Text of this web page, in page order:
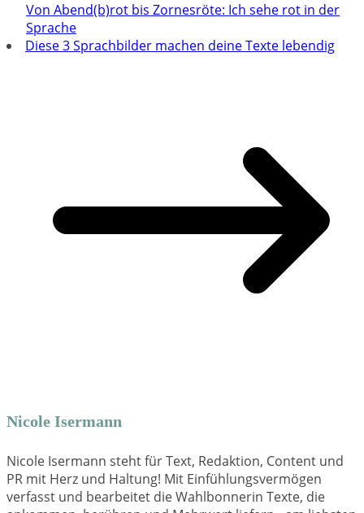
Von Abend(b)rot bis Zornesröte: Ich sehe rot in der
Sprache
Diese 3 Sprachbilder machen deine Texte lebendig
Nicole Isermann
Nicole Isermann steht für Text, Redaktion, Content und
PR mit Herz und Haltung! Mit Einfühlungsvermögen
verfasst und bearbeitet die Wahlbonnerin Texte, die